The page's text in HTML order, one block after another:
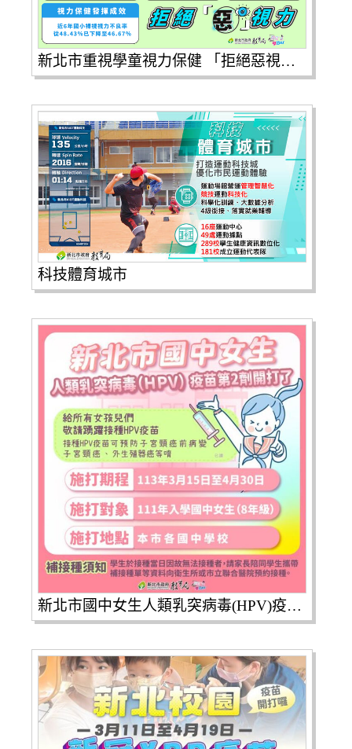
新北市重視學童視力保健 「拒絕惡視力」
科技體育城市
新北市國中女生人類乳突病毒(HPV)疫苗|第2劑開始施打囉！